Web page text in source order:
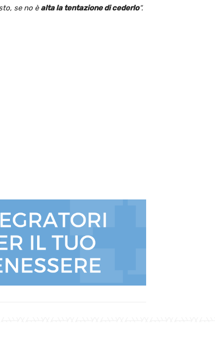
se no è alta la tentazione di cederlo“.